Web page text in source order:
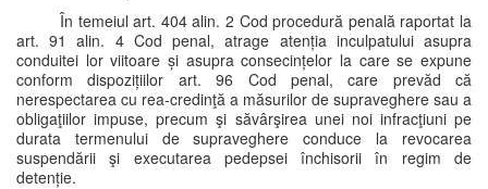
În temeiul art. 404 alin. 2 Cod procedură penală raportat la
art. 91 alin. 4 Cod penal, atrage atenția inculpatului asupra
conduitei lor viitoare și asupra consecințelor la care se expune
conform dispozițiilor art. 96 Cod penal, care prevăd că
nerespectarea cu rea-credinţă a măsurilor de supraveghere sau a
obligaţiilor impuse, precum şi săvârşirea unei noi infracţiuni pe
durata termenului de supraveghere conduce la revocarea
suspendării şi executarea pedepsei închisorii în regim de
detenție.